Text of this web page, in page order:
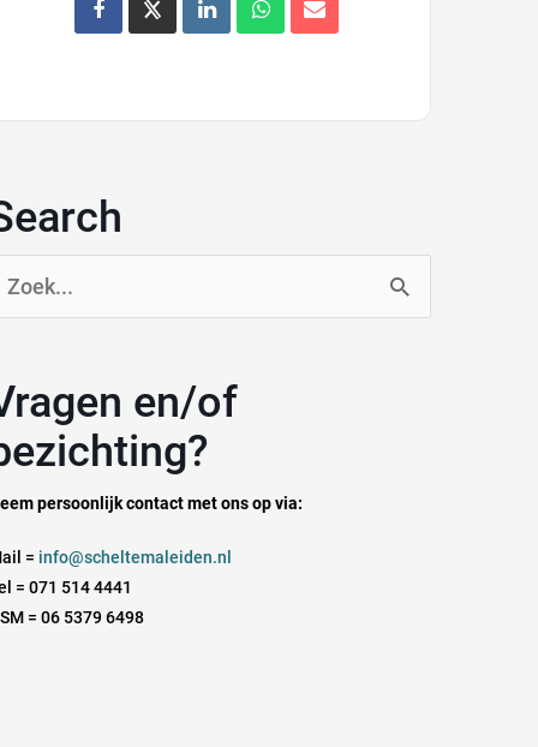
Search
Zoek
of
persoonlijk contact met ons op via:
= info@scheltemaleiden.nl
= 071 514 4441
= 06 5379 6498